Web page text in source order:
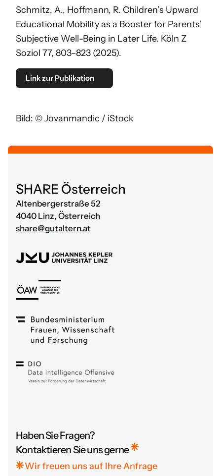
Schmitz, A., Hoffmann, R. Children’s Upward
Educational Mobility as a Booster for Parents’
Subjective Well-Being in Later Life. Köln Z
Soziol 77, 803–823 (2025).
Link zur Publikation
Bild: © Jovanmandic / iStock
SHARE Österreich
Altenbergerstraße 52
4040 Linz, Österreich
share@gutaltern.at
Haben Sie Fragen?
Kontaktieren Sie uns gerne
Wir freuen uns auf Ihre Anfrage